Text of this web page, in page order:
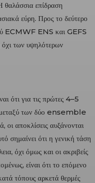
θαλάσσια επίδραση
εύρη. Προς το δεύτερο
ECMWF ENS και GEFS
όχι των υψηλότερων
ότι για τις πρώτες 4–5
μεταξύ των δύο ensemble
αποκλίσεις αυξάνονται
σημαίνει ότι η γενική τάση
όχι όμως και οι ακριβείς
είναι ότι το επόμενο
τόπους αρκετά θερμές